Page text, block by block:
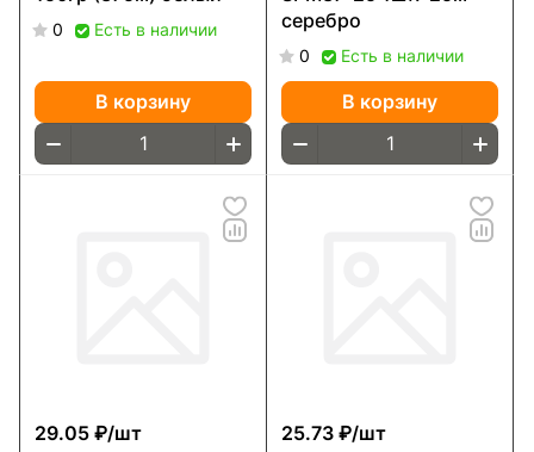
0 Есть в наличии
В корзину
серебро
0 Есть в наличии
В корзину
29.05 ₽/шт
25.73 ₽/шт